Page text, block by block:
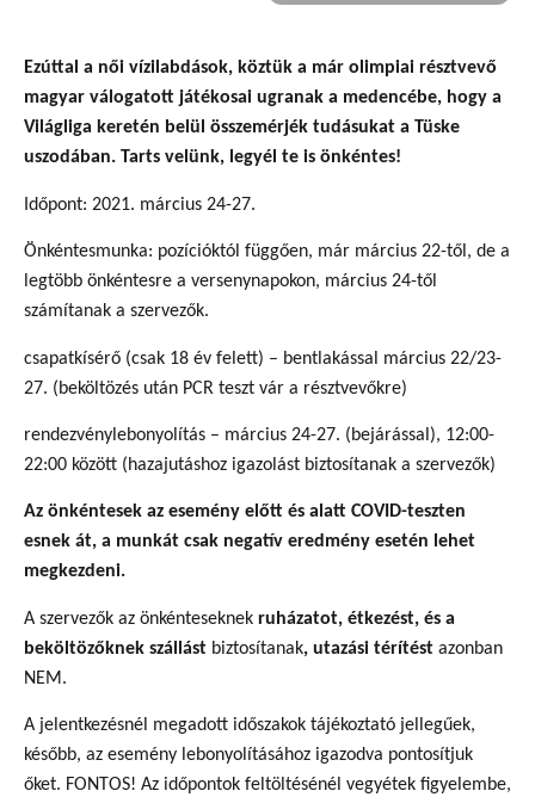
Ezúttal a női vízilabdások, köztük a már olimpiai résztvevő
magyar válogatott játékosai ugranak a medencébe, hogy a
Világliga keretén belül összemérjék tudásukat a Tüske
uszodában. Tarts velünk, legyél te is önkéntes!
Időpont: 2021. március 24-27.
Önkéntesmunka: pozícióktól függően, már március 22-től, de a
legtöbb önkéntesre a versenynapokon, március 24-től
számítanak a szervezők.
csapatkísérő (csak 18 év felett) – bentlakással március 22/23-
27. (beköltözés után PCR teszt vár a résztvevőkre)
rendezvénylebonyolítás – március 24-27. (bejárással), 12:00-
22:00 között (hazajutáshoz igazolást biztosítanak a szervezők)
Az önkéntesek az esemény előtt és alatt COVID-teszten
esnek át, a munkát csak negatív eredmény esetén lehet
megkezdeni.
A szervezők az önkénteseknek ruházatot, étkezést, és a
beköltözőknek szállást biztosítanak, utazási térítést azonban
NEM.
A jelentkezésnél megadott időszakok tájékoztató jellegűek,
később, az esemény lebonyolításához igazodva pontosítjuk
őket. FONTOS! Az időpontok feltöltésénél vegyétek figyelembe,